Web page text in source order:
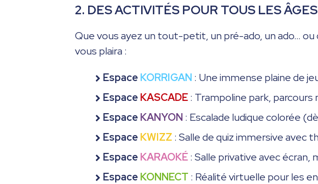
2. DES ACTIVITÉS POUR TOUS LES
Que vous ayez un tout-petit, un pré-ado, un ado…
vous plaira :
Espace KORRIGAN : Une immense plaine de
Espace KASCADE: Trampoline park, parcours
Espace KANYON : Escalade ludique colorée
Espace KWIZZ : Salle de quiz immersive avec
Espace KARAOKÉ: Salle privative avec écran,
Espace KONNECT : Réalité virtuelle pour les